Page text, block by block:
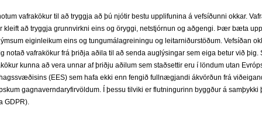
og glæsilegum sendibíl.Verð með rafbílastyrk og
rúmmetra hleðslurými og allt að 424 km drægni!
Skoðaðu tilboðin í vefsýningarsal
vafrakökur til að tryggja að þú njótir bestu upplifunina á vefsíðunni okkar.
kleift að tryggja grunnvirkni eins og öryggi, netstjórnun og aðgengi. Þær bæta
eiginleikum eins og tungumálagreiningu og leitarniðurstöðum. Vefsíðan
notað vafrakökur frá þriðja aðila til að senda auglýsingar sem eiga betur við þig.
kunna að vera unnar af þriðju aðilum sem staðsettir eru í löndum utan
(EES) sem hafa ekki enn fengið fullnægjandi ákvörðun frá
gagnaverndaryfirvöldum. Í þessu tilviki er flutningurinn byggður á samþykki
GDPR).